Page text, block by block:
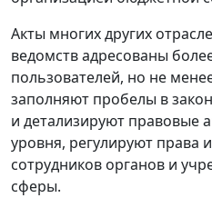
Акты многих других
ведомств адресованы
пользователей, но не
заполняют пробелы в
и детализируют правовые
уровня, регулируют права
сотрудников органов и
сферы.